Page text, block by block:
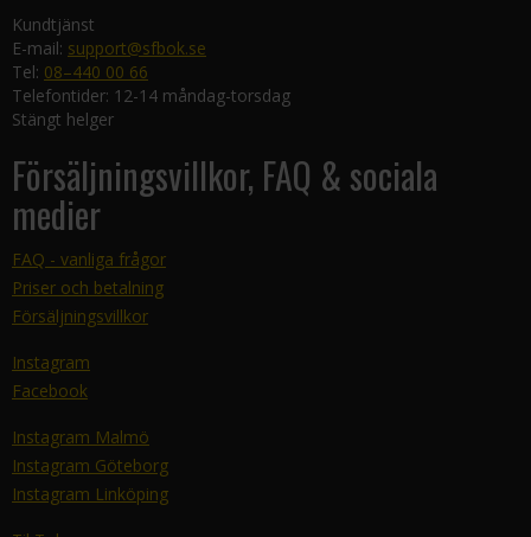
Kundtjänst
E-mail: support@sfbok.se
Tel: 08–440 00 66
Telefontider: 12-14 måndag-torsdag
Stängt helger
Försäljningsvillkor, FAQ & sociala
medier
FAQ - vanliga frågor
Priser och betalning
Försäljningsvillkor
Instagram
Facebook
Instagram Malmö
Instagram Göteborg
Instagram Linköping